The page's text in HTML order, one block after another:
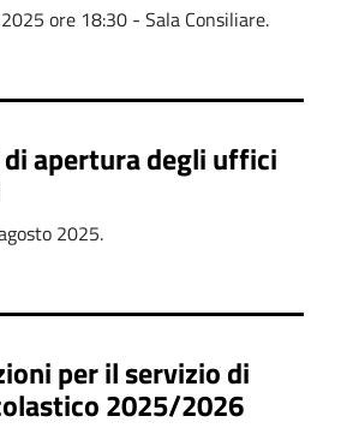
ore 18:30 - Sala Consiliare.
apertura degli uffici
2025.
per il servizio di
2025/2026